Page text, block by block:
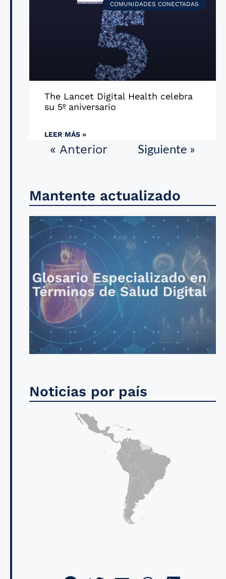
COMUNIDADES CONECTADAS
The Lancet Digital Health celebra
su 5º aniversario
LEER MÁS »
« Anterior Siguiente »
Mantente actualizado
Noticias por país